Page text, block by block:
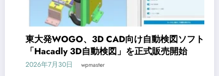
東大発WOGO、3D CAD向け自動検図ソフト
「Hacadly 3D自動検図」を正式販売開始
2026年7月30日 wpmaster